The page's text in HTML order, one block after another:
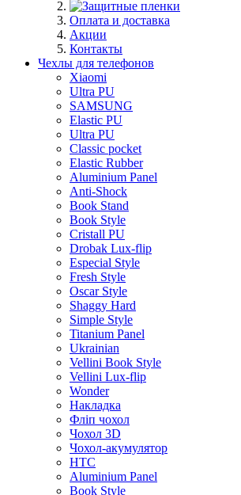
Оплата и доставка
Акции
Контакты
Чехлы для телефонов
Xiaomi
Ultra PU
SAMSUNG
Elastic PU
Ultra PU
Classic pocket
Elastic Rubber
Aluminium Panel
Anti-Shock
Book Stand
Book Style
Cristall PU
Drobak Lux-flip
Especial Style
Fresh Style
Oscar Style
Shaggy Hard
Simple Style
Titanium Panel
Ukrainian
Vellini Book Style
Vellini Lux-flip
Wonder
Накладка
Фліп чохол
Чохол 3D
Чохол-акумулятор
HTC
Aluminium Panel
Book Style